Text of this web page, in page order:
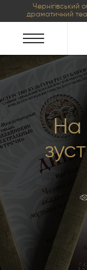
Чернігівський
драматичний
На